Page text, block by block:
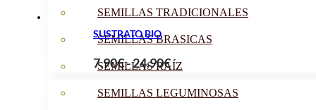
SEMILLAS TRADICIONALES
SEMILLAS BRASICAS
SEMILLAS RAÍZ
SEMILLAS LEGUMINOSAS
SUSTRATO BIO
7.90€-24.90€Rango
precios: